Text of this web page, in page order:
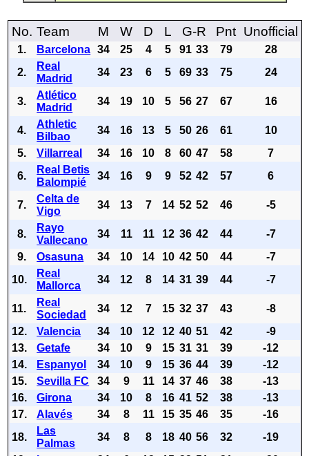
No. Team M W D L G-R Pnt Unofficial
1. Barcelona 34 25 4 5 91 33 79
28
2.
Real
Madrid
34 23 6 5 69 33 75 24
3.
Atlético
Madrid
34 19 10 5 56 27 67 16
4.
Athletic
Bilbao
34 16 13 5 50 26 61
10
5.
Villarreal 34 16 10 8 60 47 58
7
6.
Real Betis
Balompié
34 16 9 9 52 42 57 6
7.
Celta de
Vigo
34 13 7 14 52 52 46 -5
8.
Rayo
Vallecano
34 11 11 12 36 42 44
-7
9.
Osasuna 34 10 14 10 42 50 44
-7
10.
Real
Mallorca
34 12 8 14 31 39 44 -7
11.
Real
Sociedad
34 12 7 15 32 37 43
-8
12.
Valencia 34 10 12 12 40 51 42
-9
13.
Getafe 34 10 9 15 31 31 39
-12
14.
Espanyol 34 10 9 15 36 44 39
-12
15.
Sevilla FC 34 9 11 14 37 46 38
-13
16.
Girona 34 10 8 16 41 52 38
-13
17.
Alavés 34 8 11 15 35 46 35
-16
18.
Las
Palmas
34 8 8 18 40 56 32
-19